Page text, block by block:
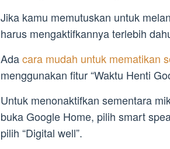
Jika kamu memutuskan untuk
harus mengaktifkannya terlebih
Adacara mudah untuk mematikan
menggunakan fitur “Waktu Henti
Untuk menonaktifkan sementara
buka Google Home, pilih smart
pilih “Digital well”.